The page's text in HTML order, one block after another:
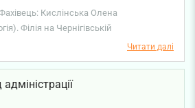
Юлія і Олена, допомогли
Кислінська Олена
Філія на Чернігівській
Читати далі